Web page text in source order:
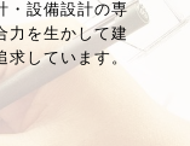
・設備設計の専
力を生かして建
しています。